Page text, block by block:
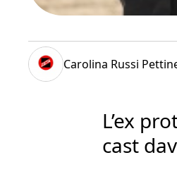
Carolina Russi
L’ex
cast